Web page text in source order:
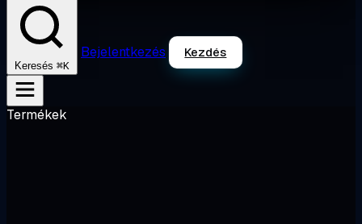
Keresés ⌘K
Bejelentkezés Kezdés
Termékek